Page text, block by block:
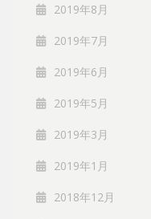
2019年8月
2019年7月
2019年6月
2019年5月
2019年3月
2019年1月
2018年12月